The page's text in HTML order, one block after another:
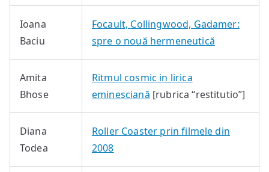
Ioana
Baciu
Focault, Collingwood, Gadamer:
spre o nouă hermeneutică
Amita
Bhose
Ritmul cosmic in lirica
eminesciană [rubrica “restitutio”]
Diana
Todea
Roller Coaster prin filmele din
2008